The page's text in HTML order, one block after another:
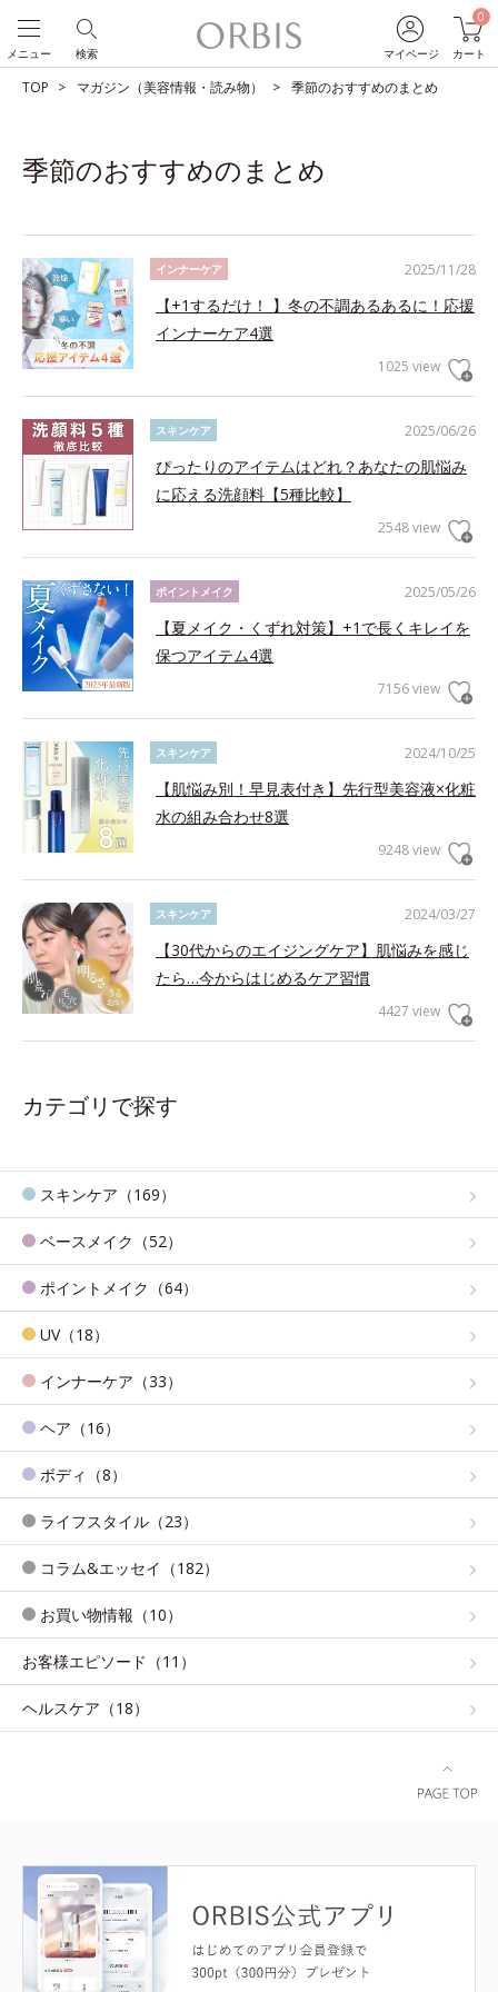
マイページ
0
カート
検索
メニュー
TOP マガジン（美容情報・読み物） 季節のおすすめのまとめ
季節のおすすめのまとめ
2025/11/28
インナーケア
【+1するだけ！ 】冬の不調あるあるに！応援
インナーケア4選
1025 view
2025/06/26
スキンケア
ぴったりのアイテムはどれ？あなたの肌悩み
に応える洗顔料【5種比較】
2548 view
2025/05/26
ポイントメイク
【夏メイク・くずれ対策】+1で長くキレイを
保つアイテム4選
7156 view
2024/10/25
スキンケア
【肌悩み別！早見表付き】先行型美容液×化粧
水の組み合わせ8選
9248 view
2024/03/27
スキンケア
【30代からのエイジングケア】肌悩みを感じ
たら…今からはじめるケア習慣
4427 view
カテゴリで探す
スキンケア（169）
ベースメイク（52）
ポイントメイク（64）
UV（18）
インナーケア（33）
ヘア（16）
ボディ（8）
ライフスタイル（23）
コラム&エッセイ（182）
お買い物情報（10）
お客様エピソード（11）
ヘルスケア（18）